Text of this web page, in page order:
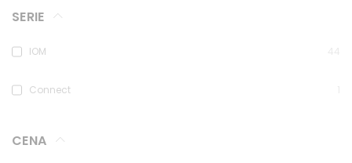
SERIE
IOM
Connect
CENA